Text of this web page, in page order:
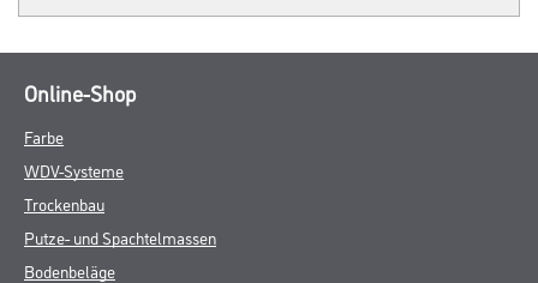
Online-Shop
Farbe
WDV-Systeme
Trockenbau
Putze- und Spachtelmassen
Bodenbeläge